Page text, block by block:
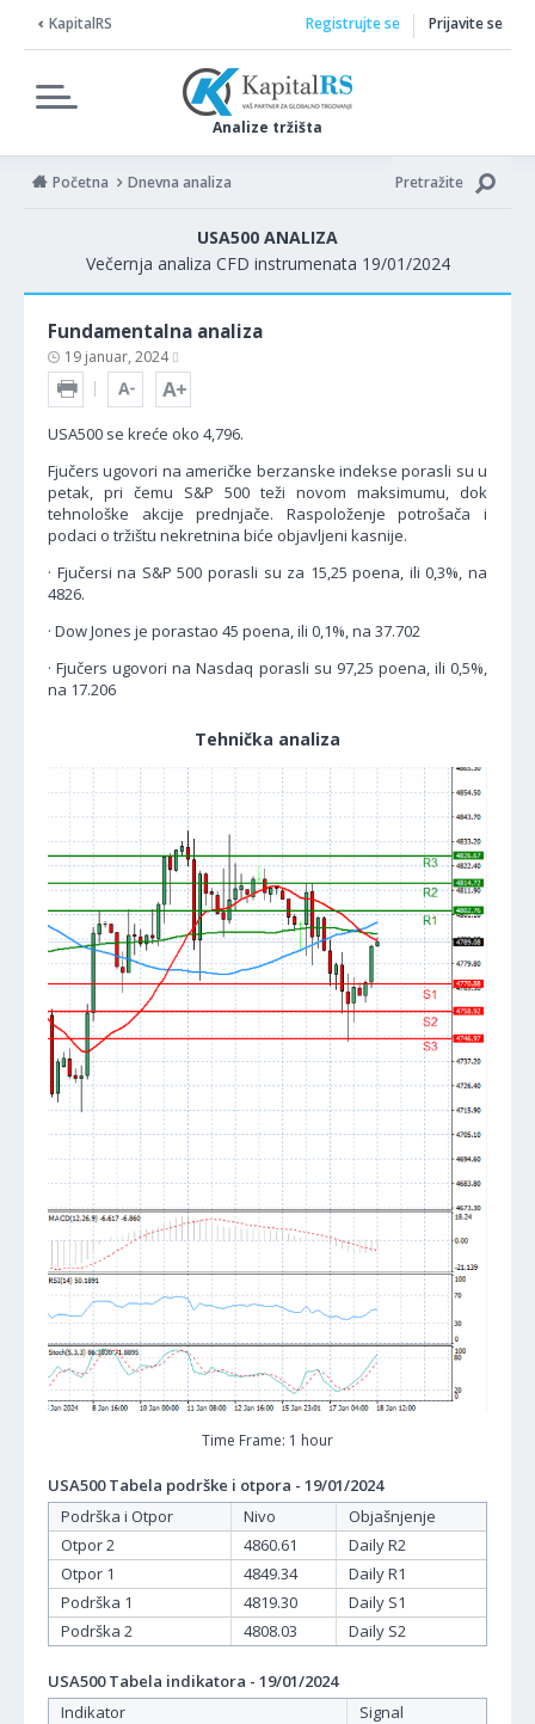
KapitalRS
Analize tržišta
Registrujte se Prijavite se
Početna Dnevna analiza Pretražite
USA500 ANALIZA
Večernja analiza CFD instrumenata 19/01/2024
Fundamentalna analiza
19 januar, 2024
USA500 se kreće oko 4,796.
Fjučers ugovori na američke berzanske indekse porasli su u
petak, pri čemu S&P 500 teži novom maksimumu, dok
tehnološke akcije prednjače. Raspoloženje potrošača i
podaci o tržištu nekretnina biće objavljeni kasnije.
· Fjučersi na S&P 500 porasli su za 15,25 poena, ili 0,3%, na
4826.
· Dow Jones je porastao 45 poena, ili 0,1%, na 37.702
· Fjučers ugovori na Nasdaq porasli su 97,25 poena, ili 0,5%,
na 17.206
Tehnička analiza
Time Frame: 1 hour
USA500 Tabela podrške i otpora - 19/01/2024
Podrška i Otpor
Nivo
Objašnjenje
Otpor 2
4860.61
Daily R2
Otpor 1
4849.34
Daily R1
Podrška 1
4819.30
Daily S1
Podrška 2
4808.03 Daily S2
USA500 Tabela indikatora - 19/01/2024
Indikator
Signal